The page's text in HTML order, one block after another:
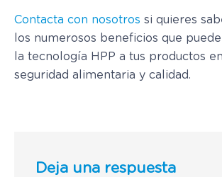
Contacta con nosotros si quieres
los numerosos beneficios que
la tecnología HPP a tus productos
seguridad alimentaria y calidad.
Deja una respuesta